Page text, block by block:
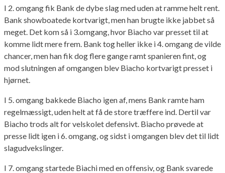
I 2. omgang fik Bank de dybe slag med uden at ramme helt rent.
Bank showboatede kortvarigt, men han brugte ikke jabbet så
meget. Det kom så i 3.omgang, hvor Biacho var presset til at
komme lidt mere frem. Bank tog heller ikke i 4. omgang de vilde
chancer, men han fik dog flere gange ramt spanieren fint, og
mod slutningen af omgangen blev Biacho kortvarigt presset i
hjørnet.
I 5. omgang bakkede Biacho igen af, mens Bank ramte ham
regelmæssigt, uden helt at få de store træffere ind. Dertil var
Biacho trods alt for velskolet defensivt. Biacho prøvede at
presse lidt igen i 6. omgang, og sidst i omgangen blev det til lidt
slagudvekslinger.
I 7. omgang startede Biachi med en offensiv, og Bank svarede